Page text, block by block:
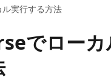
実行する方法
でローカ